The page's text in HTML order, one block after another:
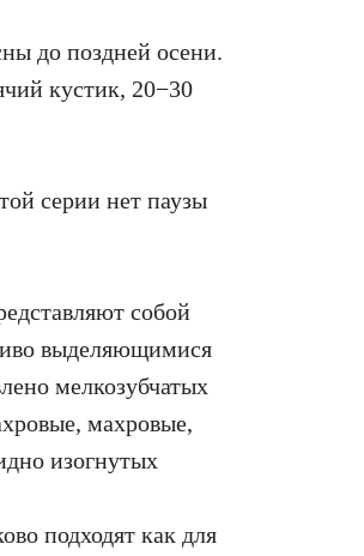
до поздней осени.
кустик, 20−30
серии нет паузы
собой
выделяющимися
мелкозубчатых
махровые,
изогнутых
подходят как для